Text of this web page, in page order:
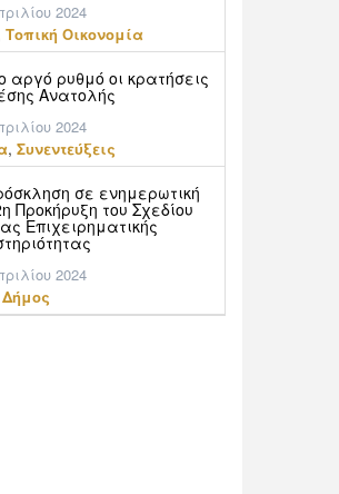
2024
Τοπική Οικονομία
αργό ρυθμό οι κρατήσεις
Ανατολής
2024
, Συνεντεύξεις
σε ενημερωτική
Προκήρυξη του Σχεδίου
Επιχειρηματικής
2024
Δήμος